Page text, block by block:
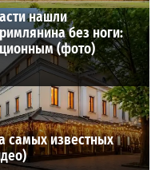
нашли
без ноги:
(фото)
самых известных